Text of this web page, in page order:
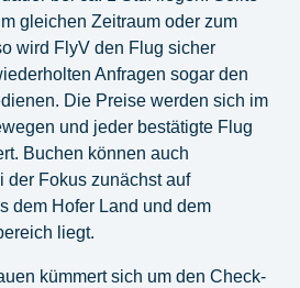
gleichen Zeitraum oder zum
wird FlyV den Flug sicher
Anfragen sogar den
Die Preise werden sich im
und jeder bestätigte Flug
Buchen können auch
der Fokus zunächst auf
dem Hofer Land und dem
liegt.
kümmert sich um den Check-